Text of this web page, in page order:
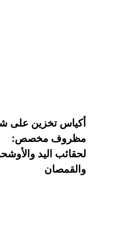
أكياس تخزين على
مظروف مخصص:
لحقائب اليد
والقمصان